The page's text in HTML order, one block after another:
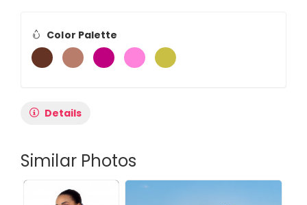
Color Palette
Details
Similar Photos